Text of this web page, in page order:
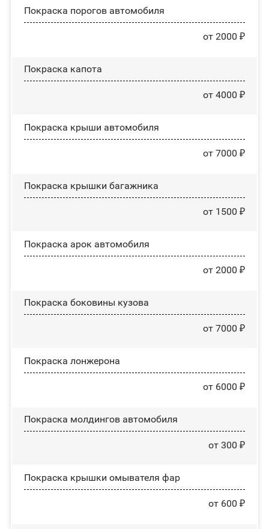
Покраска порогов автомобиля
от 2000 ₽
Покраска капота
от 4000 ₽
Покраска крыши автомобиля
от 7000 ₽
Покраска крышки багажника
от 1500 ₽
Покраска арок автомобиля
от 2000 ₽
Покраска боковины кузова
от 7000 ₽
Покраска лонжерона
от 6000 ₽
Покраска молдингов автомобиля
от 300 ₽
Покраска крышки омывателя фар
от 600 ₽